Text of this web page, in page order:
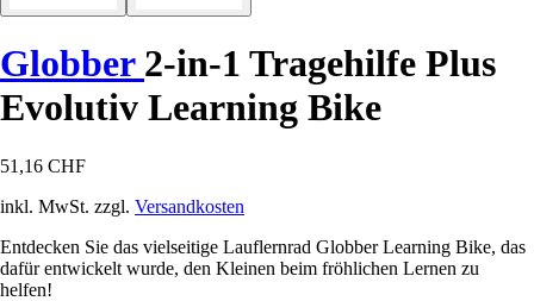
Globber 2-in-1 Tragehilfe Plus
Evolutiv Learning Bike
51,16 CHF
inkl. MwSt. zzgl. Versandkosten
Entdecken Sie das vielseitige Lauflernrad Globber Learning Bike, das
dafür entwickelt wurde, den Kleinen beim fröhlichen Lernen zu
helfen!